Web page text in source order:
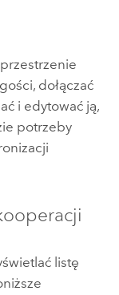
dołączać
i edytować ją,
potrzeby
listę